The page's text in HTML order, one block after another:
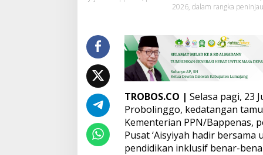
o
h
S
k
o
l
a
2026, dalam rangka
TROBOS.CO | Selasa pagi, 23
Probolinggo, kedatangan
Kementerian PPN/Bappenas,
Pusat ‘Aisyiyah hadir
pendidikan inklusif benar-